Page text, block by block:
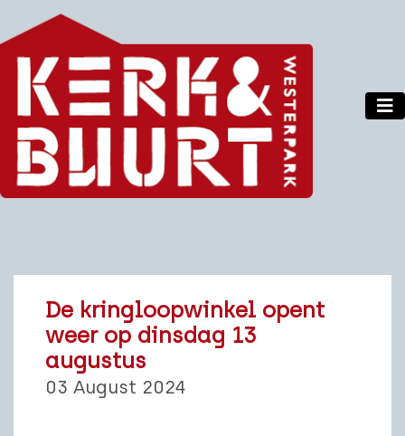
De kringloopwinkel opent
weer op dinsdag 13
augustus
03 August 2024